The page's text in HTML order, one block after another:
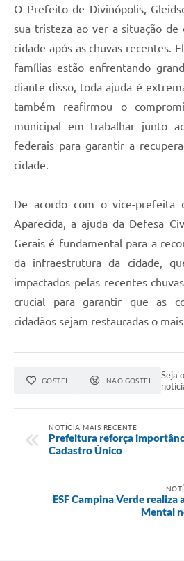
O Prefeito de Divinópolis,
sua tristeza ao ver a situação de
cidade após as chuvas recentes.
famílias estão enfrentando
diante disso, toda ajuda é
também reafirmou o
municipal em trabalhar junto
federais para garantir a
cidade.
De acordo com o vice-prefeita
Aparecida, a ajuda da Defesa
Gerais é fundamental para a
da infraestrutura da cidade,
impactados pelas recentes
crucial para garantir que as
cidadãos sejam restauradas o
GOSTEI NÃO GOSTEI
Seja
NOTÍCIA MAIS RECENTE
Prefeitura reforça
Cadastro Único
ESF Campina Verde realiza
Mental